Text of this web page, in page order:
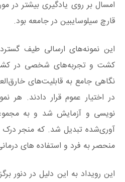
امسال بر روی یادگیری بیشتر در
قارچ سیلوسایبین در جامعه بود.
این نمونه‌های ارسالی طیف
کشت و تجربه‌های شخصی در
نگاهی جامع به قابلیت‌های
در اختیار عموم قرار دادند. هر
نویسی و آزمایش شد و به
آوری‌شده تبدیل شد. که منجر درک
منحصر به فرد و استفاده های
این رویداد به این دلیل در دنور